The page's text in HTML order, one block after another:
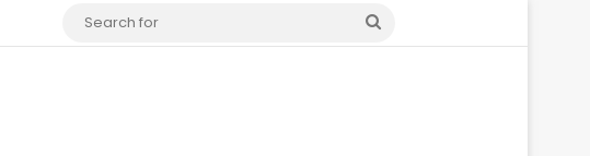
Search